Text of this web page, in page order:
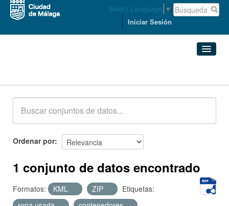
Select Language ▼
Iniciar Sesión
Acerca de
Ordenar por
1 conjunto de datos encontrado
Formatos: KML ZIP
Etiquetas: